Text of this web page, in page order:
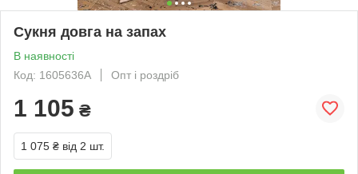
Сукня довга на запах
В наявності
Код: 1605636А
Опт і роздріб
1 105 ₴
1 075 ₴ від 2 шт.